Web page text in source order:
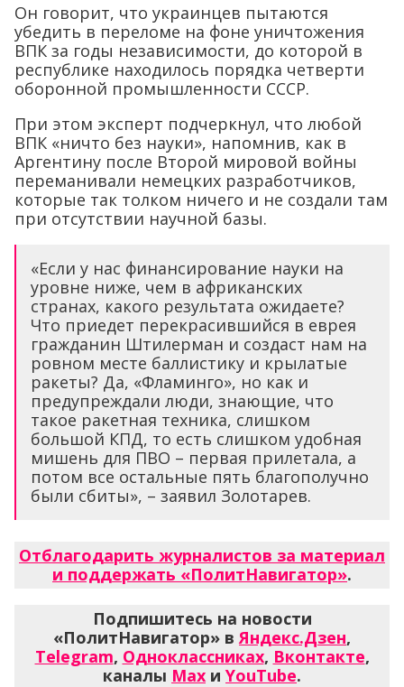
Он говорит, что украинцев пытаются
убедить в переломе на фоне уничтожения
ВПК за годы независимости, до которой в
республике находилось порядка четверти
оборонной промышленности СССР.
При этом эксперт подчеркнул, что любой
ВПК «ничто без науки», напомнив, как в
Аргентину после Второй мировой войны
переманивали немецких разработчиков,
которые так толком ничего и не создали там
при отсутствии научной базы.
«Если у нас финансирование науки на
уровне ниже, чем в африканских
странах, какого результата ожидаете?
Что приедет перекрасившийся в еврея
гражданин Штилерман и создаст нам на
ровном месте баллистику и крылатые
ракеты? Да, «Фламинго», но как и
предупреждали люди, знающие, что
такое ракетная техника, слишком
большой КПД, то есть слишком удобная
мишень для ПВО – первая прилетала, а
потом все остальные пять благополучно
были сбиты», – заявил Золотарев.
Отблагодарить журналистов за материал
и поддержать «ПолитНавигатор».
Подпишитесь на новости
«ПолитНавигатор» вЯндекс.Дзен,
Telegram, Одноклассниках, Вконтакте,
каналы Max и YouTube.